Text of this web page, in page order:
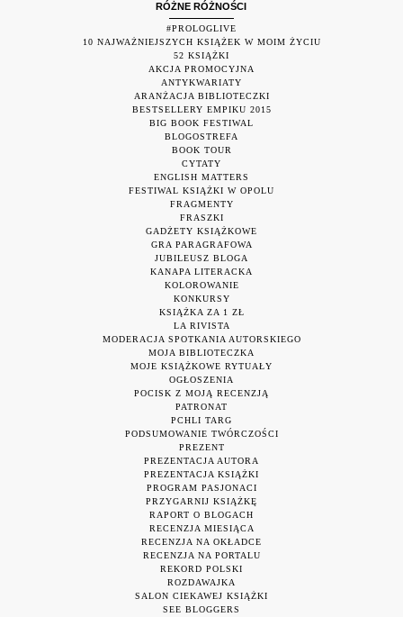
RÓŻNE RÓŻNOŚCI
#PROLOGLIVE
10 NAJWAŻNIEJSZYCH KSIĄŻEK W MOIM ŻYCIU
52 KSIĄŻKI
AKCJA PROMOCYJNA
ANTYKWARIATY
ARANŻACJA BIBLIOTECZKI
BESTSELLERY EMPIKU 2015
BIG BOOK FESTIWAL
BLOGOSTREFA
BOOK TOUR
CYTATY
ENGLISH MATTERS
FESTIWAL KSIĄŻKI W OPOLU
FRAGMENTY
FRASZKI
GADŻETY KSIĄŻKOWE
GRA PARAGRAFOWA
JUBILEUSZ BLOGA
KANAPA LITERACKA
KOLOROWANIE
KONKURSY
KSIĄŻKA ZA 1 ZŁ
LA RIVISTA
MODERACJA SPOTKANIA AUTORSKIEGO
MOJA BIBLIOTECZKA
MOJE KSIĄŻKOWE RYTUAŁY
OGŁOSZENIA
POCISK Z MOJĄ RECENZJĄ
PATRONAT
PCHLI TARG
PODSUMOWANIE TWÓRCZOŚCI
PREZENT
PREZENTACJA AUTORA
PREZENTACJA KSIĄŻKI
PROGRAM PASJONACI
PRZYGARNIJ KSIĄŻKĘ
RAPORT O BLOGACH
RECENZJA MIESIĄCA
RECENZJA NA OKŁADCE
RECENZJA NA PORTALU
REKORD POLSKI
ROZDAWAJKA
SALON CIEKAWEJ KSIĄŻKI
SEE BLOGGERS